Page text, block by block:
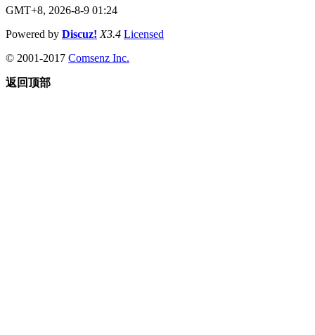
GMT+8, 2026-8-9 01:24
Powered by Discuz! X3.4 Licensed
© 2001-2017 Comsenz Inc.
返回顶部